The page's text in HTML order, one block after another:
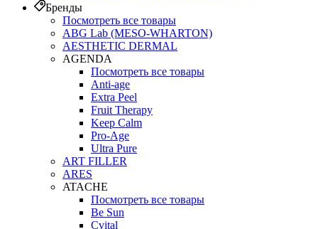
Бренды
Посмотреть все товары
ABG Lab (MESO-WHARTON)
AESTHETIC DERMAL
AGENDA
Посмотреть все товары
Anti-age
Extra Peel
Fruit Therapy
Keep Calm
Pro‑Age
Ultra Pure
ART FILLER
ARES
ATACHE
Посмотреть все товары
Be Sun
Cvital